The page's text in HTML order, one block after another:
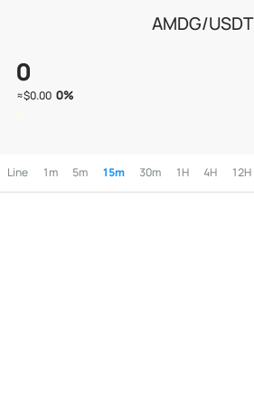
AMDG/USDT
0
≈$0.00 0%
Line 1m 5m 15m 30m 1H 4H 12H